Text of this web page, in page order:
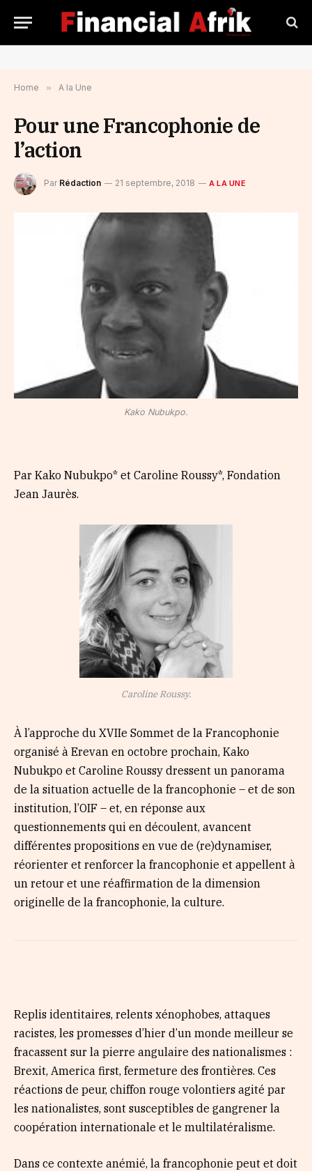
Home » A la Une
Pour une Francophonie de
l’action
Par Rédaction 21 septembre, 2018 A LA UNE
Kako Nubukpo.
Par Kako Nubukpo* et Caroline Roussy*, Fondation
Jean Jaurès.
Caroline Roussy.
À l’approche du XVIIe Sommet de la Francophonie
organisé à Erevan en octobre prochain, Kako
Nubukpo et Caroline Roussy dressent un panorama
de la situation actuelle de la francophonie – et de son
institution, l’OIF – et, en réponse aux
questionnements qui en découlent, avancent
différentes propositions en vue de (re)dynamiser,
réorienter et renforcer la francophonie et appellent à
un retour et une réaffirmation de la dimension
originelle de la francophonie, la culture.
Replis identitaires, relents xénophobes, attaques
racistes, les promesses d’hier d’un monde meilleur se
fracassent sur la pierre angulaire des nationalismes :
Brexit, America first, fermeture des frontières. Ces
réactions de peur, chiffon rouge volontiers agité par
les nationalistes, sont susceptibles de gangrener la
coopération internationale et le multilatéralisme.
Dans ce contexte anémié, la francophonie peut et doit